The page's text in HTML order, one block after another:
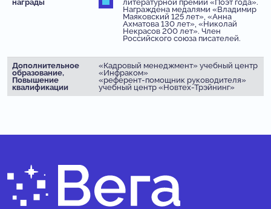
награды
литературной премии «Поэт года».
Награждена медалями «Владимир
Маяковский 125 лет», «Анна
Ахматова 130 лет», «Николай
Некрасов 200 лет». Член
Российского союза писателей.
Дополнительное
образование,
Повышение
квалификации
«Кадровый менеджмент» учебный центр
«Инфраком»
«референт-помощник руководителя»
учебный центр «Новтех-Трэйнинг»